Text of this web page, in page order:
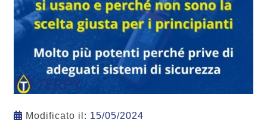
Modificato il: 15/05/2024